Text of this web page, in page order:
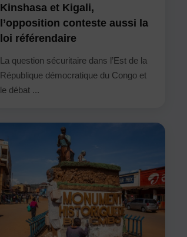
Kinshasa et Kigali,
l’opposition conteste aussi la
loi référendaire
La question sécuritaire dans l’Est de la
République démocratique du Congo et
le débat ...